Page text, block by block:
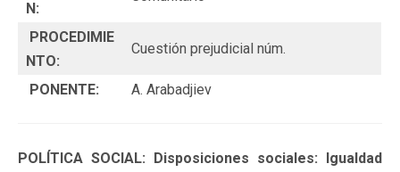
N:
PROCEDIMIE
NTO:
Cuestión prejudicial núm.
PONENTE: A. Arabadjiev
POLÍTICA SOCIAL: Disposiciones sociales: Igualdad